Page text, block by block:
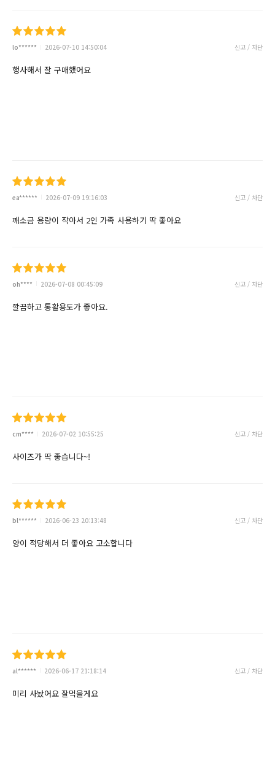
lo****** 2026-07-10 14:50:04 신고 / 차단
행사해서 잘 구매했어요
ea****** 2026-07-09 19:16:03 신고 / 차단
깨소금 용량이 작아서 2인 가족 사용하기 딱 좋아요
oh**** 2026-07-08 00:45:09 신고 / 차단
깔끔하고 통활용도가 좋아요.
cm**** 2026-07-02 10:55:25 신고 / 차단
사이즈가 딱 좋습니다~!
bl****** 2026-06-23 20:13:48 신고 / 차단
양이 적당해서 더 좋아요 고소합니다
al****** 2026-06-17 21:18:14 신고 / 차단
미리 사놨어요 잘먹을게요